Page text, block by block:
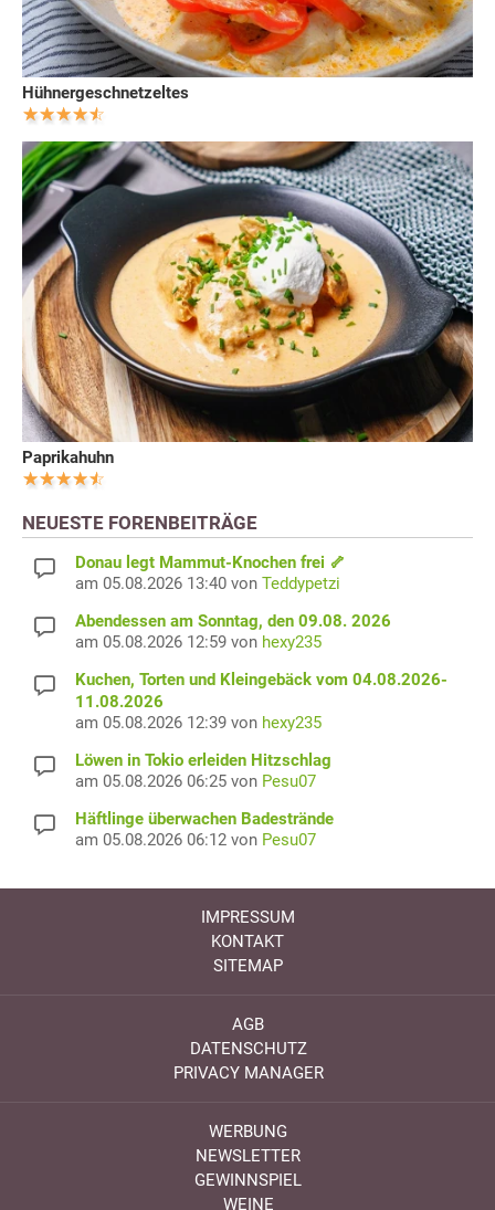
Hühnergeschnetzeltes
Paprikahuhn
NEUESTE FORENBEITRÄGE
Donau legt Mammut-Knochen frei 🦴
am 05.08.2026 13:40 von Teddypetzi
Abendessen am Sonntag, den 09.08. 2026
am 05.08.2026 12:59 von hexy235
Kuchen, Torten und Kleingebäck vom 04.08.2026-
11.08.2026
am 05.08.2026 12:39 von hexy235
Löwen in Tokio erleiden Hitzschlag
am 05.08.2026 06:25 von Pesu07
Häftlinge überwachen Badestrände
am 05.08.2026 06:12 von Pesu07
IMPRESSUM
KONTAKT
SITEMAP
AGB
DATENSCHUTZ
PRIVACY MANAGER
WERBUNG
NEWSLETTER
GEWINNSPIEL
WEINE